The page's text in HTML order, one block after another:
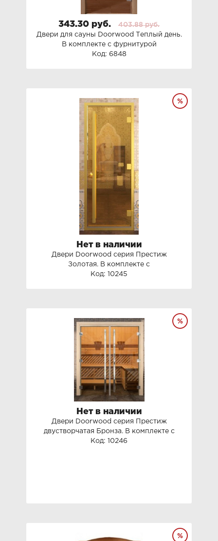
343.30 руб.
403.88 руб.
Двери для сауны Doorwood Теплый день.
В комплекте с фурнитурой
Код: 6848
Нет в наличии
Двери Doorwood серия Престиж
Золотая. В комплекте с
фурнитуройДвери Doorwood серия
Код: 10245
Нет в наличии
Двери Doorwood серия Престиж
двустворчатая Бронза. В комплекте с
фурнитуройДвери Doorwood серия
Код: 10246